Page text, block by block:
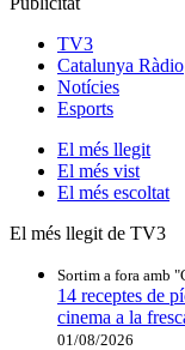
TV3
Catalunya Ràdio
Notícies
Esports
El més llegit
El més vist
El més escoltat
El més llegit de TV3
Sortim a fora amb
14 receptes de
cinema a la
01/08/2026